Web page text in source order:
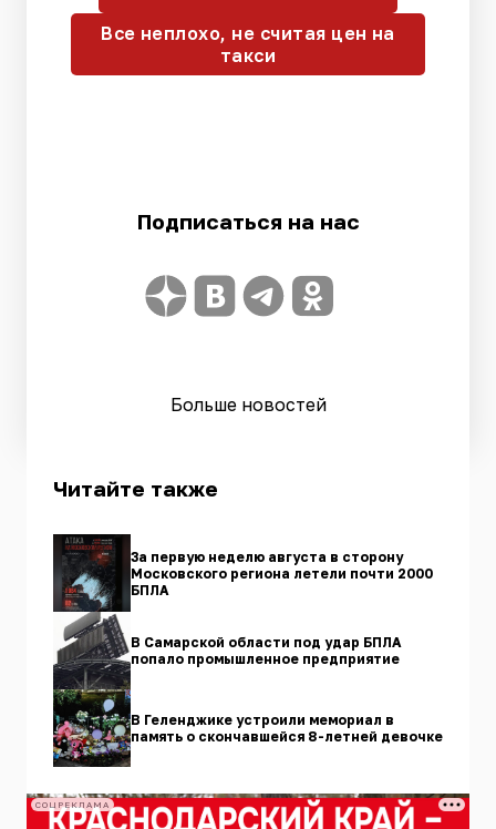
Все неплохо, не считая цен на
такси
Подписаться на нас
Больше новостей
Читайте также
За первую неделю августа в сторону
Московского региона летели почти 2000
БПЛА
В Самарской области под удар БПЛА
попало промышленное предприятие
В Геленджике устроили мемориал в
память о скончавшейся 8-летней девочке
СОЦРЕКЛАМА